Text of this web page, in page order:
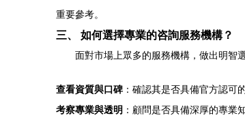
重要參考。
三、 如何選擇專業的咨詢服務機構？
面對市場上眾多的服務機構，做出明智
查看資質與口碑 ：確認其是否具備官方認可
考察專業與透明 ：顧問是否具備深厚的專業